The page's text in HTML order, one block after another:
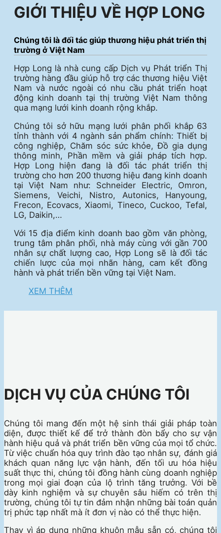
GIỚI THIỆU VỀ HỢP LONG
Chúng tôi là đối tác giúp thương hiệu phát triển thị
trường ở Việt Nam
Hợp Long là nhà cung cấp Dịch vụ Phát triển Thị
trường hàng đầu giúp hỗ trợ các thương hiệu Việt
Nam và nước ngoài có nhu cầu phát triển hoạt
động kinh doanh tại thị trường Việt Nam thông
qua mạng lưới kinh doanh rộng khắp.
Chúng tôi sở hữu mạng lưới phân phối khắp 63
tỉnh thành với 4 ngành sản phẩm chính: Thiết bị
công nghiệp, Chăm sóc sức khỏe, Đồ gia dụng
thông minh, Phần mềm và giải pháp tích hợp.
Hợp Long hiện đang là đối tác phát triển thị
trường cho hơn 200 thương hiệu đang kinh doanh
tại Việt Nam như: Schneider Electric, Omron,
Siemens, Veichi, Nistro, Autonics, Hanyoung,
Frecon, Ecovacs, Xiaomi, Tineco, Cuckoo, Tefal,
LG, Daikin,…
Với 15 địa điểm kinh doanh bao gồm văn phòng,
trung tâm phân phối, nhà máy cùng với gần 700
nhân sự chất lượng cao, Hợp Long sẽ là đối tác
chiến lược của mọi nhãn hàng, cam kết đồng
hành và phát triển bền vững tại Việt Nam.
XEM THÊM
DỊCH VỤ CỦA CHÚNG TÔI
Chúng tôi mang đến một hệ sinh thái giải pháp toàn
diện, được thiết kế để trở thành đòn bẩy cho sự vận
hành hiệu quả và phát triển bền vững của mọi tổ chức.
Từ việc chuẩn hóa quy trình đào tạo nhân sự, đánh giá
khách quan năng lực vận hành, đến tối ưu hóa hiệu
suất thực thi, chúng tôi đồng hành cùng doanh nghiệp
trong mọi giai đoạn của lộ trình tăng trưởng. Với bề
dày kinh nghiệm và sự chuyên sâu hiếm có trên thị
trường, chúng tôi tự tin đảm nhận những bài toán quản
trị phức tạp nhất mà ít đơn vị nào có thể thực hiện.
Thay vì áp dụng những khuôn mẫu sẵn có, chúng tôi